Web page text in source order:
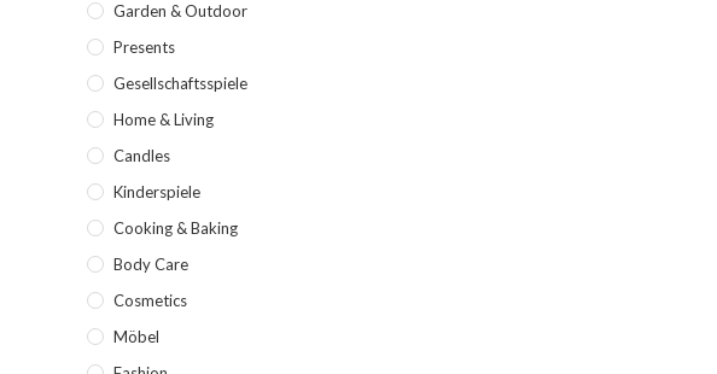
Garden & Outdoor
Presents
Gesellschaftsspiele
Home & Living
Candles
Kinderspiele
Cooking & Baking
Body Care
Cosmetics
Möbel